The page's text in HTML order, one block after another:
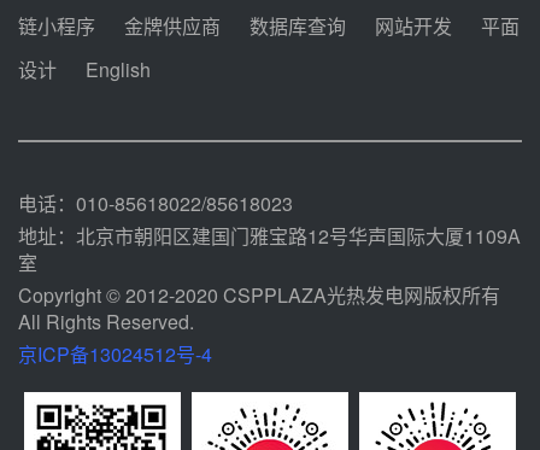
迪尔化工预中标华能西安热工院
2026-2029年熔盐介质框架协议
100MW光热项目机组调试及性能
链小程序
金牌供应商 数据库查询 网站开发
平面
设计
English
电话：010-85618022/85618023
地址：北京市朝阳区建国门雅宝路12号华声国际大厦1109A
室
Copyright © 2012-2020 CSPPLAZA光热发电网版权所有
All Rights Reserved.
京ICP备13024512号-4